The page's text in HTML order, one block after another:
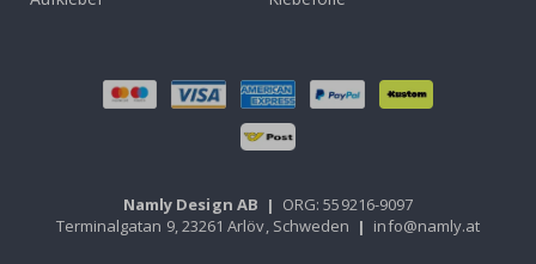
Namly Design AB | ORG: 559216-9097
Terminalgatan 9, 23261 Arlöv, Schweden | info@namly.at